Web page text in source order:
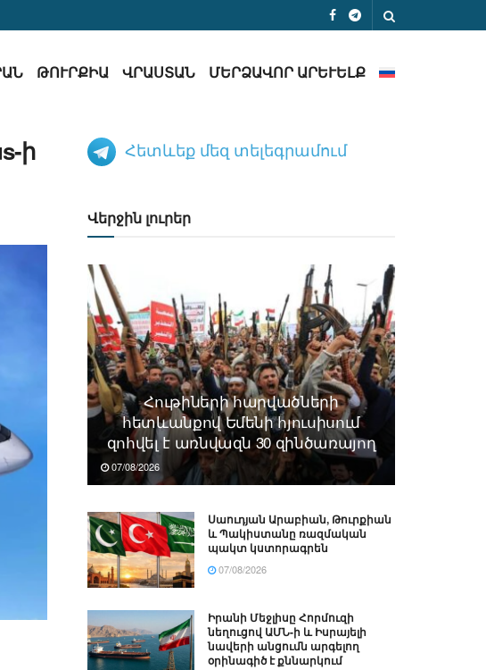
ԹՈՒՐՔԻԱ ՎՐԱՍՏԱՆ ՄԵՐՁԱՎՈՐ ԱՐԵՒԵԼՔ
ի Հետևեք մեզ տելեգրամում
Վերջին լուրեր
Հութիների հարվածների
հետևանքով Եմենի հյուսիսում
զոհվել է առնվազն 30 զինծառայող
07/08/2026
Սաուդյան Արաբիան, Թուրքիան
և Պակիստանը ռազմական
պակտ կստորագրեն
07/08/2026
Իրանի Մեջլիսը Հորմուզի
նեղուցով ԱՄՆ-ի և Իսրայելի
նավերի անցումն արգելող
օրինագիծ է քննարկում